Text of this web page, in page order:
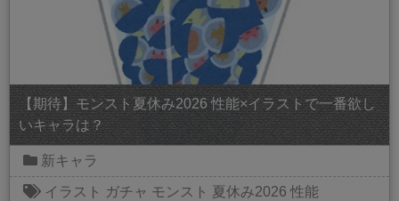
【期待】モンスト夏休み2026 性能×イラストで一番欲し
いキャラは？
新キャラ
イラスト ガチャ モンスト 夏休み2026 性能